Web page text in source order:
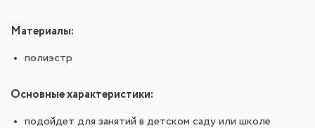
Материалы:
полиэстр
Основные характеристики:
подойдет для занятий в детском саду или школе